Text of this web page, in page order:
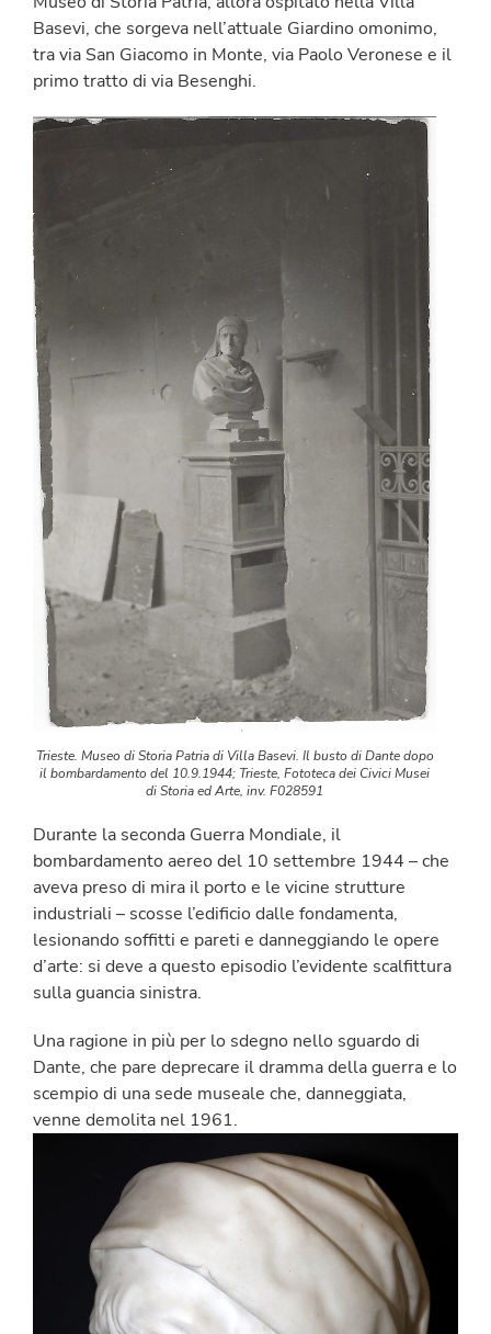
Basevi, che sorgeva nell’attuale Giardino omonimo,
tra via San Giacomo in Monte, via Paolo Veronese e il
primo tratto di via Besenghi.
Trieste. Museo di Storia Patria di Villa Basevi. Il busto di Dante dopo
il bombardamento del 10.9.1944; Trieste, Fototeca dei Civici Musei
di Storia ed Arte, inv. F028591
Durante la seconda Guerra Mondiale, il
bombardamento aereo del 10 settembre 1944 – che
aveva preso di mira il porto e le vicine strutture
industriali – scosse l’edificio dalle fondamenta,
lesionando soffitti e pareti e danneggiando le opere
d’arte: si deve a questo episodio l’evidente scalfittura
sulla guancia sinistra.
Una ragione in più per lo sdegno nello sguardo di
Dante, che pare deprecare il dramma della guerra e lo
scempio di una sede museale che, danneggiata,
venne demolita nel 1961.